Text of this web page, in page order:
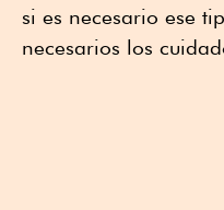
si es necesario ese
necesarios los